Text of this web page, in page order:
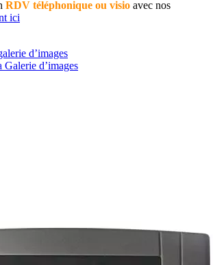
RDV téléphonique ou visio avec nos
ici
d’images
Galerie d’images